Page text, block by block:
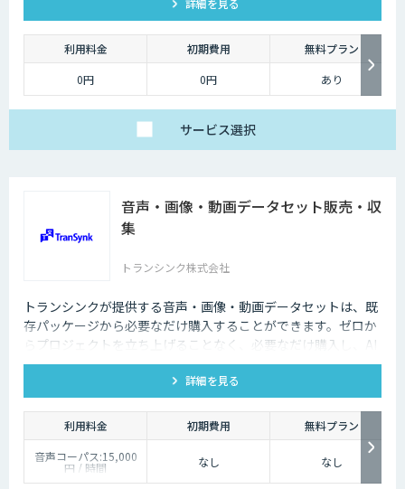
詳細を見る
利用料金 初期費用
無料プラン
0円
0円 あり
サービス選択
音声・画像・動画データセット販売・収
集
トランシンク株式会社
トランシンクが提供する音声・画像・動画データセットは、既
存パッケージから必要なだけ購入することができます。ゼロか
らプロジェクトを立ち上げることなく、必要なだけ購入し、AI
モデルの開発ができます。
詳細を見る
利用料金 初期費用
無料プラン
音声コーパス:15,000
円 / 時間
人物写真画像収集:300
なし なし